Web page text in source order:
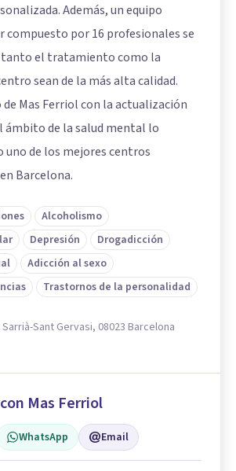
Además, un equipo
por 16 profesionales se
tanto el tratamiento como la
sean de la más alta calidad.
Mas Ferriol con la actualización
ámbito de la salud mental lo
uno de los mejores centros
Barcelona.
Alcoholismo
Depresión
Drogadicción
Adicción al sexo
Trastornos de la personalidad
Sant Gervasi, 08023 Barcelona
Mas Ferriol
WhatsApp Email